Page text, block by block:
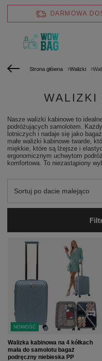
DARMOWA
Strona główna Walizki
WALIZKI
Nasze walizki kabinowe to
podróżujących samolotem.
lotniczych i nadaje się jako
małe walizki kabinowe twarde,
miękkie, które są lżejsze i
ergonomicznym uchwytom
komfortowa. To niezastąpiony
Zmień sortowanie
Sortuj po dacie malejąco
NOWOŚĆ
Walizka kabinowa na 4 kółkach
mała do samolotu bagaż
podręczny niebieska PP